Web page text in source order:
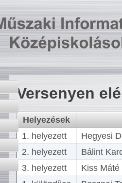
Versenyen
Helyezések
1. helyezett
Hegyesi
2. helyezett
Bálint
3. helyezett
Kiss